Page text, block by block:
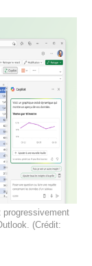
(Crédit: